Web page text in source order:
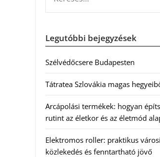
Legutóbbi bejegyzések
Szélvédőcsere Budapesten
Tátratea Szlovákia magas
Arcápolási termékek: hogyan
rutint az életkor és az életmód
Elektromos roller: praktikus városi
közlekedés és fenntartható jövő